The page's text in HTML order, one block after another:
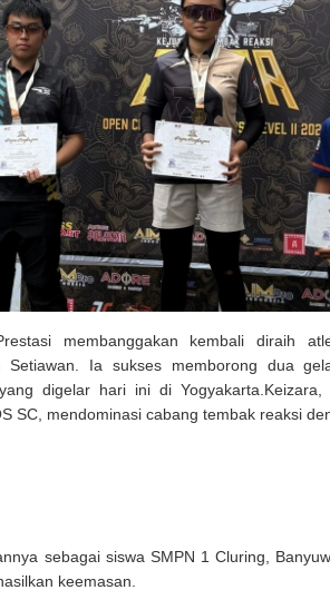
membanggakan kembali diraih
Setiawan. Ia sukses memborong dua
digelar hari ini di Yogyakarta.Keizara,
SC, mendominasi cabang tembak reaksi
sebagai siswa SMPN 1 Cluring,
keemasan.